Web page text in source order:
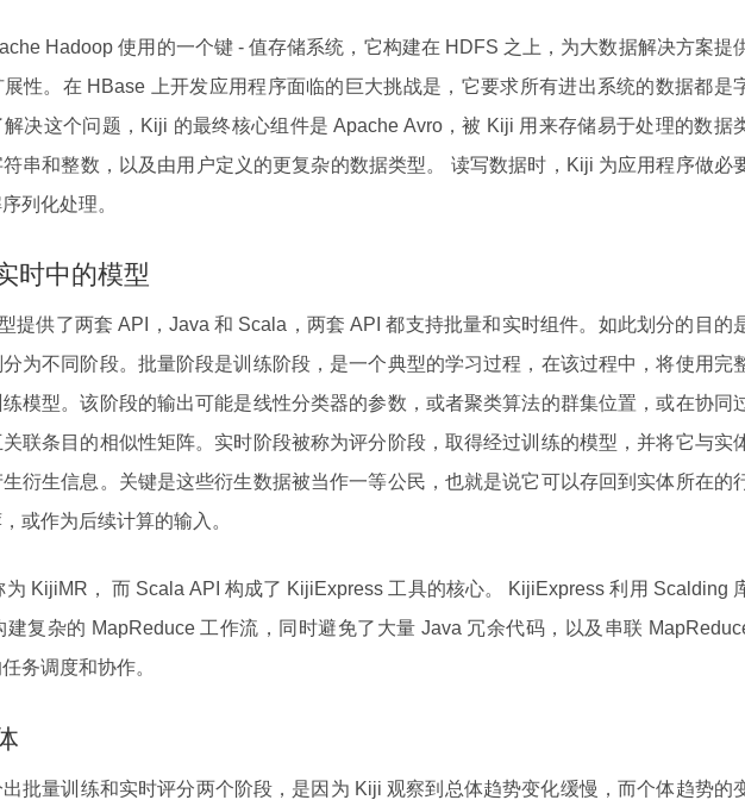
Hadoop 使用的一个键 - 值存储系统，它构建在 HDFS 之上，为大数据解决方案提
性。在 HBase 上开发应用程序面临的巨大挑战是，它要求所有进出系统的数据都是
决这个问题，Kiji 的最终核心组件是 Apache Avro，被 Kiji 用来存储易于处理的数据
串和整数，以及由用户定义的更复杂的数据类型。 读写数据时，Kiji 为应用程序做必
列化处理。
时中的模型
提供了两套 API，Java 和 Scala，两套 API 都支持批量和实时组件。如此划分的目的
为不同阶段。批量阶段是训练阶段，是一个典型的学习过程，在该过程中，将使用完
模型。该阶段的输出可能是线性分类器的参数，或者聚类算法的群集位置，或在协同
联条目的相似性矩阵。实时阶段被称为评分阶段，取得经过训练的模型，并将它与实
衍生信息。关键是这些衍生数据被当作一等公民，也就是说它可以存回到实体所在的
或作为后续计算的输入。
为 KijiMR， 而 Scala API 构成了 KijiExpress 工具的核心。 KijiExpress 利用 Scalding
建复杂的 MapReduce 工作流，同时避免了大量 Java 冗余代码，以及串联
务调度和协作。
批量训练和实时评分两个阶段，是因为 Kiji 观察到总体趋势变化缓慢，而个体趋势的